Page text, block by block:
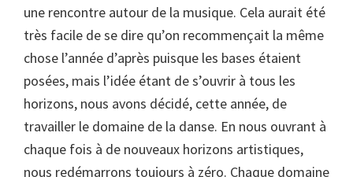
une rencontre autour de la musique. Cela aurait été
très facile de se dire qu’on recommençait la même
chose l’année d’après puisque les bases étaient
posées, mais l’idée étant de s’ouvrir à tous les
horizons, nous avons décidé, cette année, de
travailler le domaine de la danse. En nous ouvrant à
chaque fois à de nouveaux horizons artistiques,
nous redémarrons toujours à zéro. Chaque domaine